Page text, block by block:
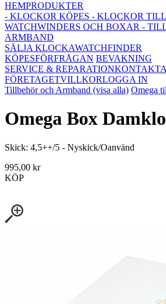
HEMPRODUKTER
- KLOCKOR KÖPES - KLOCKOR
WATCHWINDERS OCH BOXAR -
ARMBAND
SÄLJA KLOCKAWATCHFINDER
KÖPESFÖRFRÅGAN BEVAKNING
SERVICE & REPARATIONKONTAKTA
FÖRETAGETVILLKORLOGGA IN
Tillbehör och Armband (visa alla) Omega
Omega Box
Skick: 4,5++/5 - Nyskick/Oanvänd
995,00 kr
KÖP